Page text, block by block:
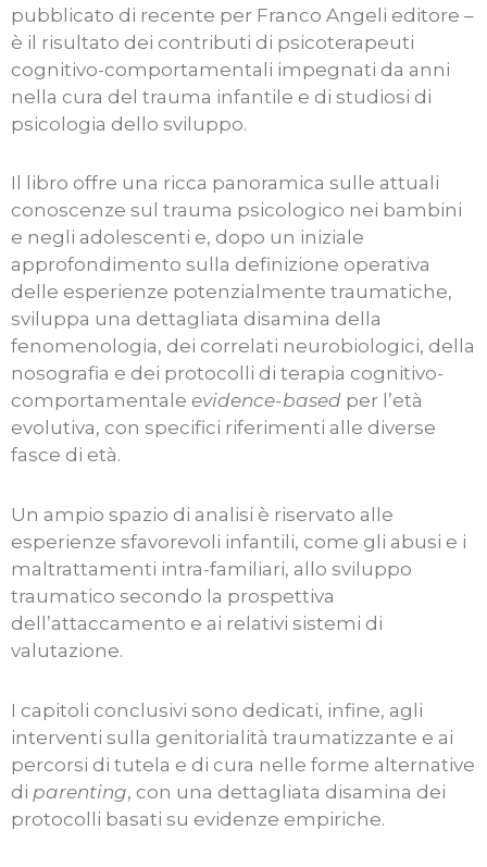
pubblicato di recente per Franco Angeli editore –
è il risultato dei contributi di psicoterapeuti
cognitivo-comportamentali impegnati da anni
nella cura del trauma infantile e di studiosi di
psicologia dello sviluppo.
Il libro offre una ricca panoramica sulle attuali
conoscenze sul trauma psicologico nei bambini
e negli adolescenti e, dopo un iniziale
approfondimento sulla definizione operativa
delle esperienze potenzialmente traumatiche,
sviluppa una dettagliata disamina della
fenomenologia, dei correlati neurobiologici, della
nosografia e dei protocolli di terapia cognitivo-
comportamentale evidence-based per l’età
evolutiva, con specifici riferimenti alle diverse
fasce di età.
Un ampio spazio di analisi è riservato alle
esperienze sfavorevoli infantili, come gli abusi e i
maltrattamenti intra-familiari, allo sviluppo
traumatico secondo la prospettiva
dell’attaccamento e ai relativi sistemi di
valutazione.
I capitoli conclusivi sono dedicati, infine, agli
interventi sulla genitorialità traumatizzante e ai
percorsi di tutela e di cura nelle forme alternative
di parenting, con una dettagliata disamina dei
protocolli basati su evidenze empiriche.